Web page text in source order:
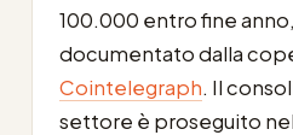
100.000 entro fine
documentato dalla
Cointelegraph. Il
settore è proseguito